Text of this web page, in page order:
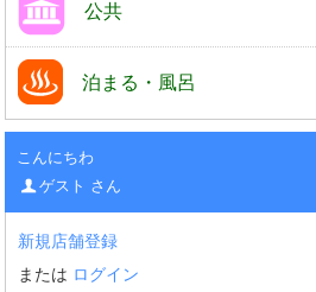
公共
泊まる・風呂
こんにちわ
ゲスト さん
新規店舗登録
または ログイン